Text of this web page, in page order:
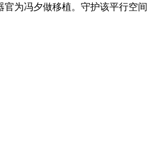
为冯夕做移植。守护该平行空间